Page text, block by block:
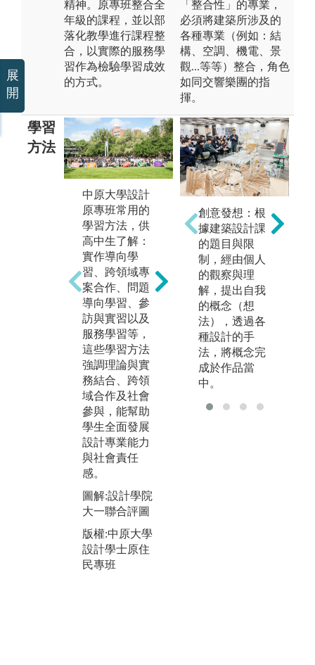
精神。原專班整合全
年級的課程，並以部
落化教學進行課程整
合，以實際的服務學
習作為檢驗學習成效
的方式。
「整合性」的專業，
必須將建築所涉及的
各種專業（例如：結
構、空調、機電、景
觀...等等）整合，角色
如同交響樂團的指
揮。
學習
方法
中原大學設計
原專班常用的
學習方法，供
高中生了解：
實作導向學
習、跨領域專
案合作、問題
導向學習、參
訪與實習以及
服務學習等，
這些學習方法
強調理論與實
務結合、跨領
域合作及社會
參與，能幫助
學生全面發展
設計專業能力
與社會責任
感。
圖解:設計學院
大一聯合評圖
版權:中原大學
設計學士原住
民專班
學院「Design
Together」設計
聯展圓滿落
幕，吸引了全
院多位師生及
業界人士參與
觀摩。本次聯
展中，大一基
礎設計工作坊
的聯合評圖更
是活動的一大
亮點，展現出
一年級學生的
創意發想：根
據建築設計課
的題目與限
制，經由個人
的觀察與理
解，提出自我
的概念（想
法），透過各
種設計的手
法，將概念完
成於作品當
中。
展
開